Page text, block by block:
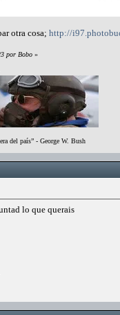
otra cosa; http://
por Bobo »
del país” - George W. Bush
lo que querais